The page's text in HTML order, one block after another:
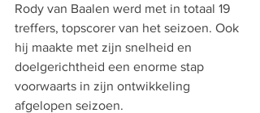
Rody van Baalen werd met in totaal 19
treffers, topscorer van het seizoen. Ook
hij maakte met zijn snelheid en
doelgerichtheid een enorme stap
voorwaarts in zijn ontwikkeling
afgelopen seizoen.